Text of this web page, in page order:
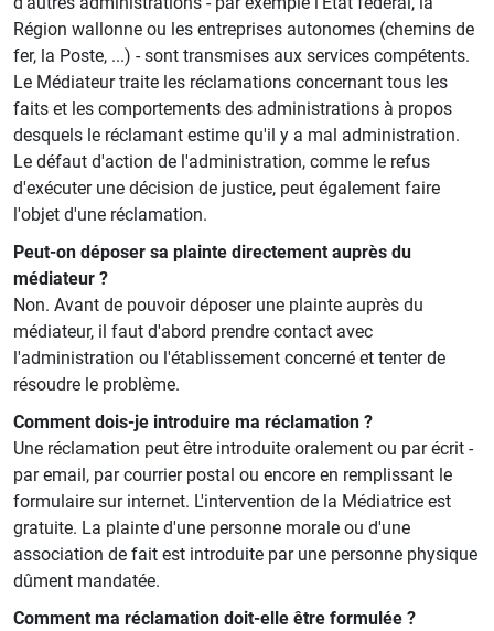
Région wallonne ou les entreprises autonomes (chemins de
fer, la Poste, ...) - sont transmises aux services compétents.
Le Médiateur traite les réclamations concernant tous les
faits et les comportements des administrations à propos
desquels le réclamant estime qu'il y a mal administration.
Le défaut d'action de l'administration, comme le refus
d'exécuter une décision de justice, peut également faire
l'objet d'une réclamation.
Peut-on déposer sa plainte directement auprès du
médiateur ?
Non. Avant de pouvoir déposer une plainte auprès du
médiateur, il faut d'abord prendre contact avec
l'administration ou l'établissement concerné et tenter de
résoudre le problème.
Comment dois-je introduire ma réclamation ?
Une réclamation peut être introduite oralement ou par écrit -
par email, par courrier postal ou encore en remplissant le
formulaire sur internet. L'intervention de la Médiatrice est
gratuite. La plainte d'une personne morale ou d'une
association de fait est introduite par une personne physique
dûment mandatée.
Comment ma réclamation doit-elle être formulée ?